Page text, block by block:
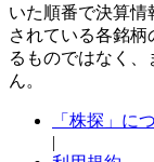
いた順番で決算
されている各銘
るものではなく
ん。
「株探」に
|